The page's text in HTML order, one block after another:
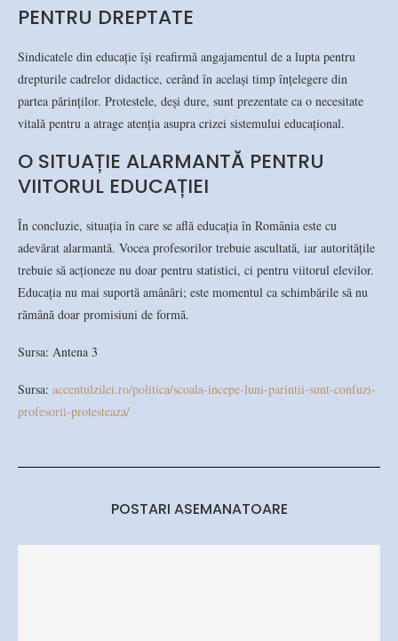
PENTRU DREPTATE
Sindicatele din educație își reafirmă angajamentul de a lupta pentru
drepturile cadrelor didactice, cerând în același timp înțelegere din
partea părinților. Protestele, deși dure, sunt prezentate ca o necesitate
vitală pentru a atrage atenția asupra crizei sistemului educațional.
O SITUAȚIE ALARMANTĂ PENTRU
VIITORUL EDUCAȚIEI
În concluzie, situația în care se află educația în România este cu
adevărat alarmantă. Vocea profesorilor trebuie ascultată, iar autoritățile
trebuie să acționeze nu doar pentru statistici, ci pentru viitorul elevilor.
Educația nu mai suportă amânări; este momentul ca schimbările să nu
rămână doar promisiuni de formă.
Sursa: Antena 3
Sursa: accentulzilei.ro/politica/scoala-incepe-luni-parintii-sunt-confuzi-
profesorii-protesteaza/
POSTARI ASEMANATOARE